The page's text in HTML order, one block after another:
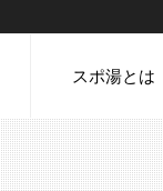
スポ湯とは